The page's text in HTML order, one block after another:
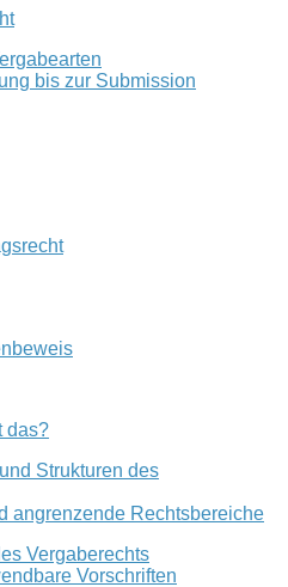
bis zur Submission
das?
Strukturen des
angrenzende Rechtsbereiche
Vergaberechts
Vorschriften